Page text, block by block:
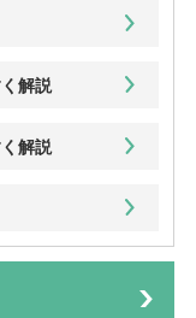
解説
解説